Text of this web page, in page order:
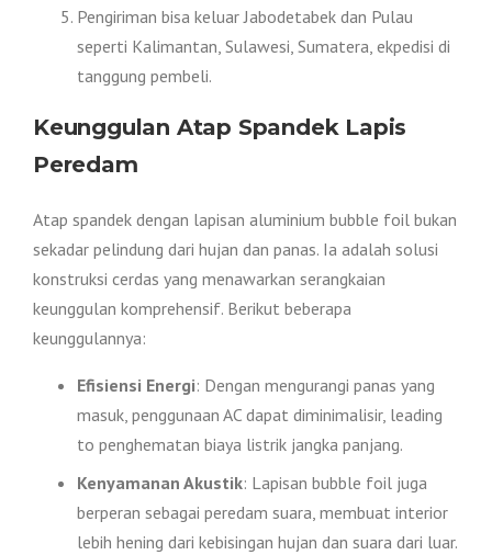
Pengiriman bisa keluar Jabodetabek dan Pulau
seperti Kalimantan, Sulawesi, Sumatera, ekpedisi di
tanggung pembeli.
Keunggulan Atap Spandek Lapis
Peredam
Atap spandek dengan lapisan aluminium bubble foil bukan
sekadar pelindung dari hujan dan panas. Ia adalah solusi
konstruksi cerdas yang menawarkan serangkaian
keunggulan komprehensif. Berikut beberapa
keunggulannya:
Efisiensi Energi: Dengan mengurangi panas yang
masuk, penggunaan AC dapat diminimalisir, leading
to penghematan biaya listrik jangka panjang.
Kenyamanan Akustik: Lapisan bubble foil juga
berperan sebagai peredam suara, membuat interior
lebih hening dari kebisingan hujan dan suara dari luar.